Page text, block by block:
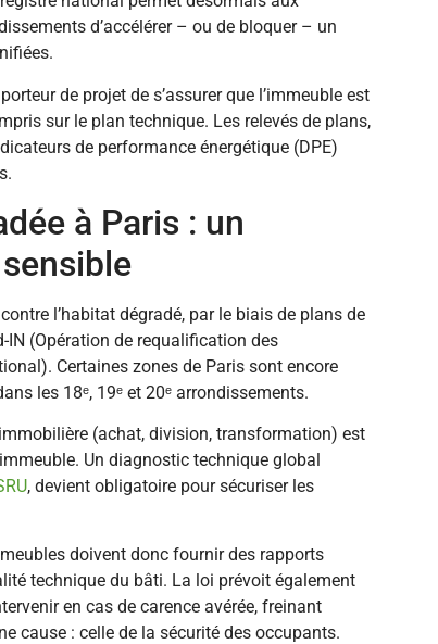
d’accélérer – ou de bloquer – un
de projet de s’assurer que l’immeuble est
sur le plan technique. Les relevés de plans,
de performance énergétique (DPE)
à Paris : un
l’habitat dégradé, par le biais de plans de
IN (Opération de requalification des
Certaines zones de Paris sont encore
les 18ᵉ, 19ᵉ et 20ᵉ arrondissements.
(achat, division, transformation) est
Un diagnostic technique global
, devient obligatoire pour sécuriser les
doivent donc fournir des rapports
technique du bâti. La loi prévoit également
en cas de carence avérée, freinant
cause : celle de la sécurité des occupants.